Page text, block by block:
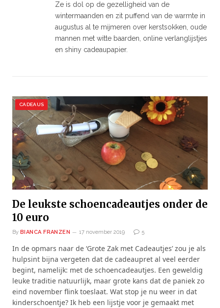
Ze is dol op de gezelligheid van de
wintermaanden en zit puffend van de warmte in
augustus al te mijmeren over kerstsokken, oude
mannen met witte baarden, online verlanglijstjes
en shiny cadeaupapier.
CADEAUS
De leukste schoencadeautjes onder de
10 euro
By BIANCA FRANZEN 17 november 2019 5
In de opmars naar de ‘Grote Zak met Cadeautjes’ zou je als
hulpsint bijna vergeten dat de cadeaupret al veel eerder
begint, namelijk: met de schoencadeautjes. Een geweldig
leuke traditie natuurlijk, maar grote kans dat de paniek zo
eind november flink toeslaat. Wat stop je nu weer in dat
kinderschoentje? Ik heb een lijstje voor je gemaakt met